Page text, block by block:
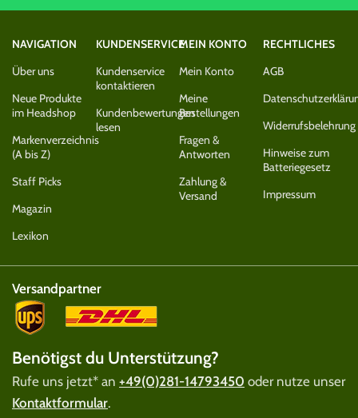
NAVIGATION
Über uns
Neue Produkte
im Headshop
Markenverzeichnis
(A bis Z)
Staff Picks
Magazin
Lexikon
KUNDENSERVICE
Kundenservice
kontaktieren
Kundenbewertungen
lesen
MEIN KONTO
Mein Konto
Meine
Bestellungen
Fragen &
Antworten
Zahlung &
Versand
RECHTLICHES
AGB
Widerrufsbelehrung
Hinweise zum
Batteriegesetz
Impressum
Versandpartner
Benötigst du Unterstützung?
Rufe uns jetzt* an +49(0)281-14793450 oder nutze unser
Kontaktformular.